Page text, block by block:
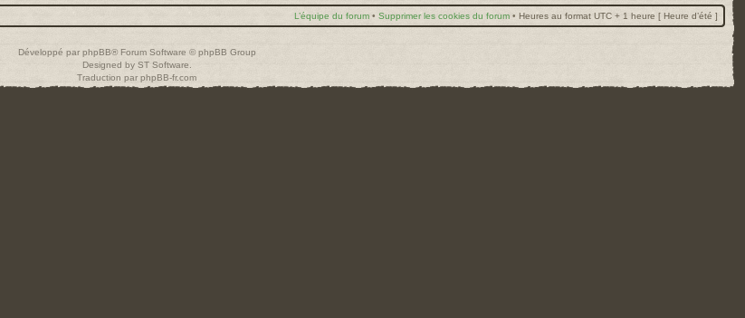
L’équipe du forum • Supprimer les cookies du forum • Heures au format UTC + 1 heure [ Heure d’été ]
Développé par phpBB® Forum Software © phpBB Group
Designed by ST Software
Traduction par phpBB-fr.com